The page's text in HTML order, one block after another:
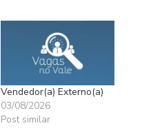
Vendedor(a) Externo(a)
03/08/2026
Post similar